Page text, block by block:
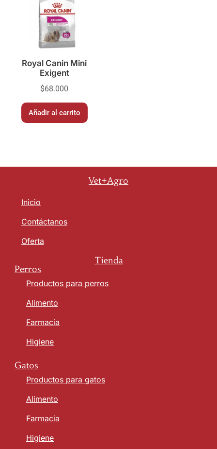
Royal Canin Mini
Exigent
$68.000
Añadir al carrito
Vet+Agro
Inicio
Contáctanos
Oferta
Tienda
Perros
Productos para perros
Alimento
Farmacia
Higiene
Gatos
Productos para gatos
Alimento
Farmacia
Higiene